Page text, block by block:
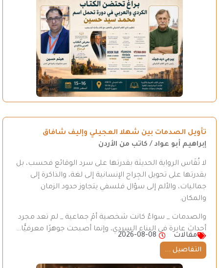
تأويل الصدمات بين شهلا العجيلي وإليف شافاق
إبراهيم أبو عواد / كاتب من الأردن
لا تُقَاس الرواية الحديثة بقدرتها على سرد الوقائع فحسب، بل
بقدرتها على تحويل الجِراح الإنسانية إلى لغة، والذاكرة إلى
جماليات، والألم إلى سؤال فلسفي يتجاوز حدود الزمان
والمكان.
والصدمات _ سواءٌ كانت شخصية أمْ جماعية _ لم تعد مجرد
أحداث عابرة في البناء السردي، وإنما أصبحت جوهرًا معرفيًّا…
مقالات
2026-08-08
التفاصيل ...